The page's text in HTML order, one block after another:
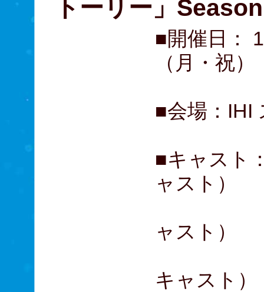
トーリー」
■開催日：
（月・祝
■会場：IHI
■キャスト
ャスト）
ャスト）
キャスト）